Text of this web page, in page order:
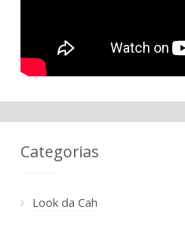
Categorias
Look da Cah